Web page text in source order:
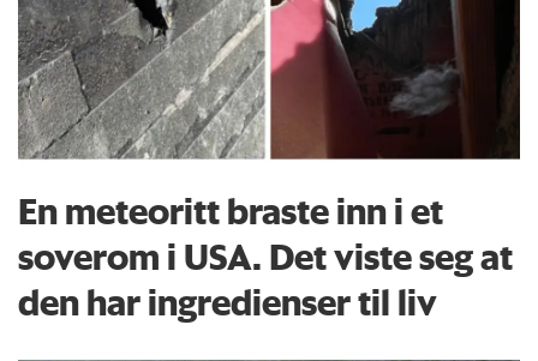
En meteoritt braste inn i et
soverom i USA. Det viste seg at
den har ingredienser til liv